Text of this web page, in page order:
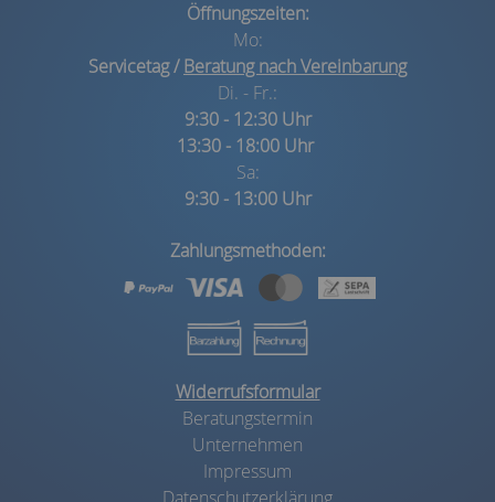
Öffnungszeiten:
Mo:
Servicetag /Beratung nach Vereinbarung
Di. - Fr.:
9:30 - 12:30 Uhr
13:30 - 18:00 Uhr
Sa:
9:30 - 13:00 Uhr
Zahlungsmethoden:
Widerrufsformular
Beratungstermin
Unternehmen
Impressum